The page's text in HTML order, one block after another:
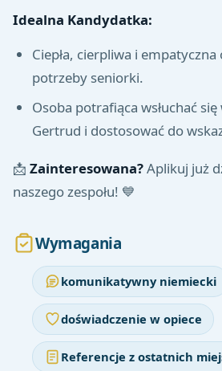
Idealna Kandydatka:
Ciepła, cierpliwa i
potrzeby seniorki.
Osoba potrafiąca wsłuchać
Gertrud i dostosować do
📩 Zainteresowana?Aplikuj już
naszego zespołu! 💙
Wymagania
komunikatywny niemiecki
doświadczenie w opiece
Referencje z ostatnich